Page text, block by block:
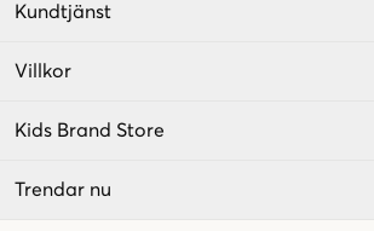
Kundtjänst
Villkor
Kids Brand Store
Trendar nu